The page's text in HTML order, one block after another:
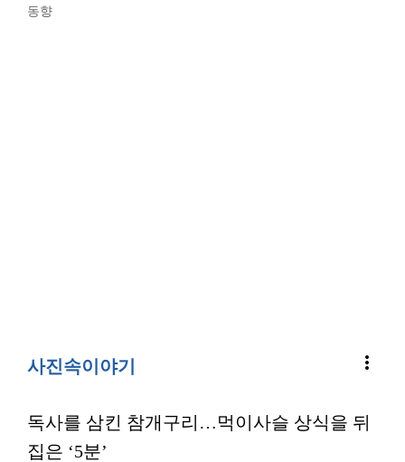
동향
사진속이야기 more_vert
독사를 삼킨 참개구리…먹이사슬 상식을 뒤
집은 ‘5분’